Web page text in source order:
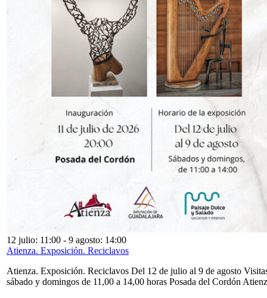
12 julio: 11:00 - 9 agosto: 14:00
Atienza. Exposición. Reciclavos
Atienza. Exposición. Reciclavos Del 12 de julio al 9 de agosto
sábado y domingos de 11,00 a 14,00 horas Posada del Cordón